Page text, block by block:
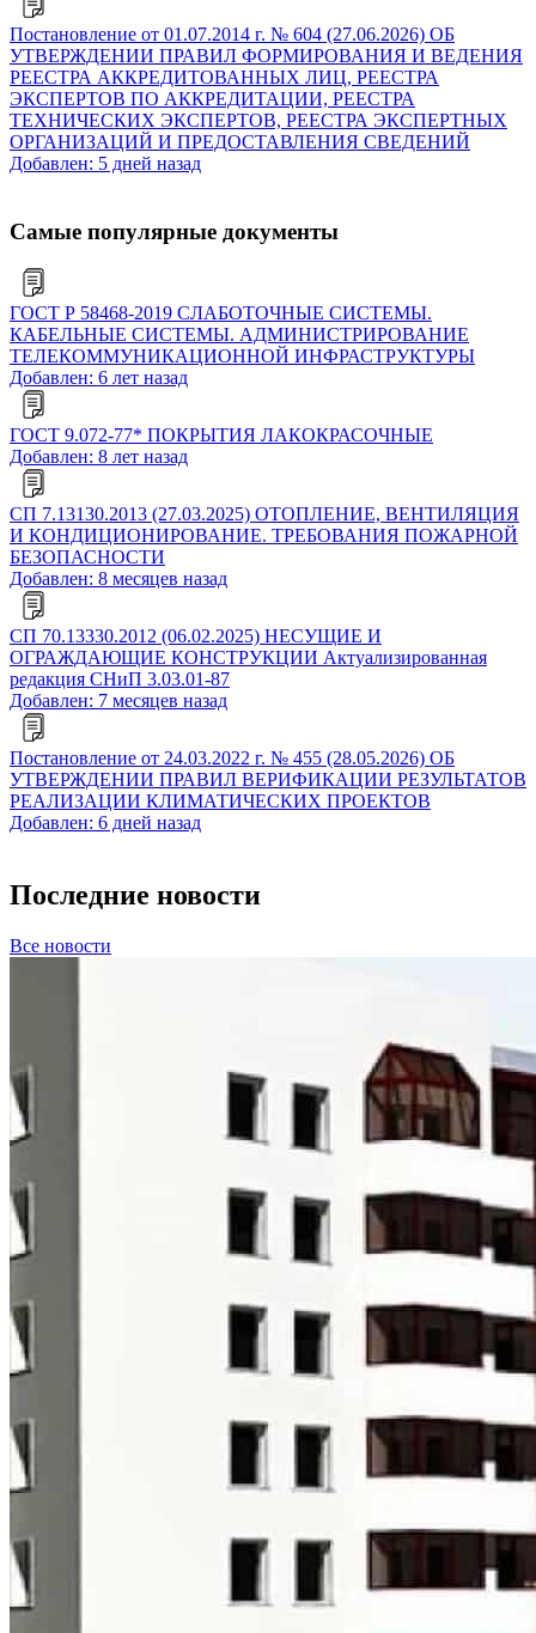
Постановление от 01.07.2014 г. № 604 (27.06.2026) ОБ
УТВЕРЖДЕНИИ ПРАВИЛ ФОРМИРОВАНИЯ И ВЕДЕНИЯ
РЕЕСТРА АККРЕДИТОВАННЫХ ЛИЦ, РЕЕСТРА
ЭКСПЕРТОВ ПО АККРЕДИТАЦИИ, РЕЕСТРА
ТЕХНИЧЕСКИХ ЭКСПЕРТОВ, РЕЕСТРА ЭКСПЕРТНЫХ
ОРГАНИЗАЦИЙ И ПРЕДОСТАВЛЕНИЯ СВЕДЕНИЙ
Добавлен: 5 дней назад
Самые популярные документы
ГОСТ Р 58468-2019 СЛАБОТОЧНЫЕ СИСТЕМЫ.
КАБЕЛЬНЫЕ СИСТЕМЫ. АДМИНИСТРИРОВАНИЕ
ТЕЛЕКОММУНИКАЦИОННОЙ ИНФРАСТРУКТУРЫ
Добавлен: 6 лет назад
ГОСТ 9.072-77* ПОКРЫТИЯ ЛАКОКРАСОЧНЫЕ
Добавлен: 8 лет назад
СП 7.13130.2013 (27.03.2025) ОТОПЛЕНИЕ, ВЕНТИЛЯЦИЯ
И КОНДИЦИОНИРОВАНИЕ. ТРЕБОВАНИЯ ПОЖАРНОЙ
БЕЗОПАСНОСТИ
Добавлен: 8 месяцев назад
СП 70.13330.2012 (06.02.2025) НЕСУЩИЕ И
ОГРАЖДАЮЩИЕ КОНСТРУКЦИИ Актуализированная
редакция СНиП 3.03.01-87
Добавлен: 7 месяцев назад
Постановление от 24.03.2022 г. № 455 (28.05.2026) ОБ
УТВЕРЖДЕНИИ ПРАВИЛ ВЕРИФИКАЦИИ РЕЗУЛЬТАТОВ
РЕАЛИЗАЦИИ КЛИМАТИЧЕСКИХ ПРОЕКТОВ
Добавлен: 6 дней назад
Последние новости
Все новости